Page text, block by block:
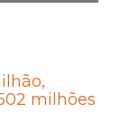
milhões